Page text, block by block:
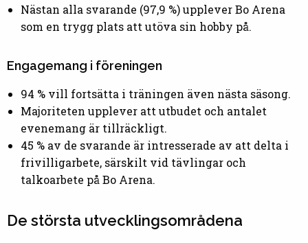
Nästan alla svarande (97,9 %) upplever Bo Arena
som en trygg plats att utöva sin hobby på.
Engagemang i föreningen
94 % vill fortsätta i träningen även nästa säsong.
Majoriteten upplever att utbudet och antalet
evenemang är tillräckligt.
45 % av de svarande är intresserade av att delta i
frivilligarbete, särskilt vid tävlingar och
talkoarbete på Bo Arena.
De största utvecklingsområdena